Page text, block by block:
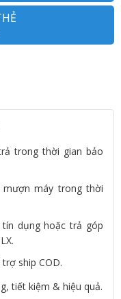
trong thời gian bảo
máy trong thời
dụng hoặc trả góp
ship COD.
tiết kiệm & hiệu quả.